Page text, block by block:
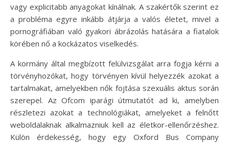
vagy explicitabb anyagokat kínálnak. A szakértők szerint ez
a probléma egyre inkább átjárja a valós életet, mivel a
pornográfiában való gyakori ábrázolás hatására a fiatalok
körében nő a kockázatos viselkedés.
A kormány által megbízott felülvizsgálat arra fogja kérni a
törvényhozókat, hogy törvényen kívül helyezzék azokat a
tartalmakat, amelyekben nők fojtása szexuális aktus során
szerepel. Az Ofcom iparági útmutatót ad ki, amelyben
részletezi azokat a technológiákat, amelyeket a felnőtt
weboldalaknak alkalmazniuk kell az életkor-ellenőrzéshez.
Külön érdekesség, hogy egy Oxford Bus Company